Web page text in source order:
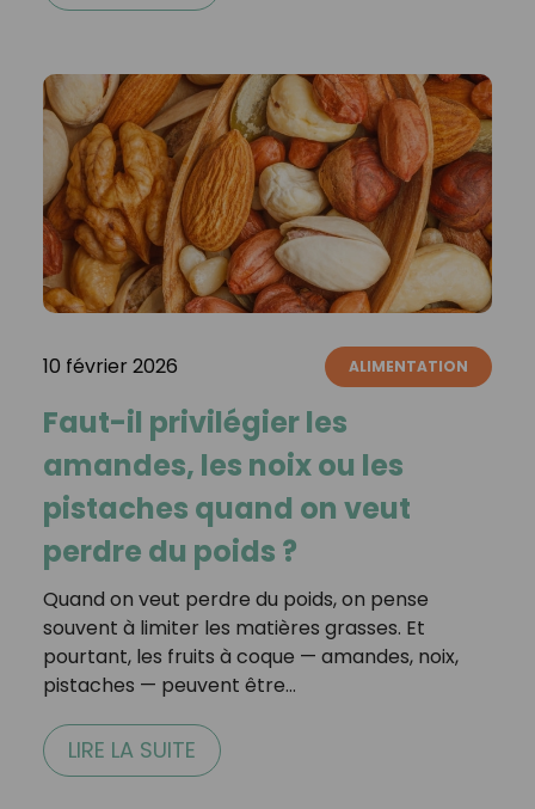
10 février 2026 ALIMENTATION
Faut-il privilégier les
amandes, les noix ou les
pistaches quand on veut
perdre du poids ?
Quand on veut perdre du poids, on pense
souvent à limiter les matières grasses. Et
pourtant, les fruits à coque — amandes, noix,
pistaches — peuvent être…
LIRE LA SUITE